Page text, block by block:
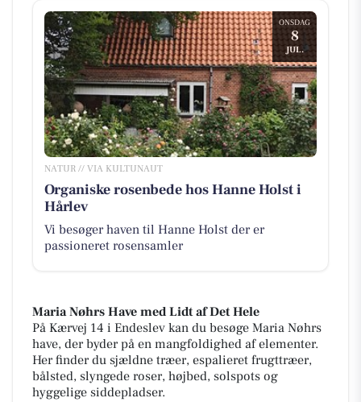
ONSDAG
8
JUL.
NATUR // VIA KULTUNAUT
Organiske rosenbede hos Hanne Holst i
Hårlev
Vi besøger haven til Hanne Holst der er
passioneret rosensamler
Maria Nøhrs Have med Lidt af Det Hele
På Kærvej 14 i Endeslev kan du besøge Maria Nøhrs
have, der byder på en mangfoldighed af elementer.
Her finder du sjældne træer, espalieret frugttræer,
bålsted, slyngede roser, højbed, solspots og
hyggelige siddepladser.